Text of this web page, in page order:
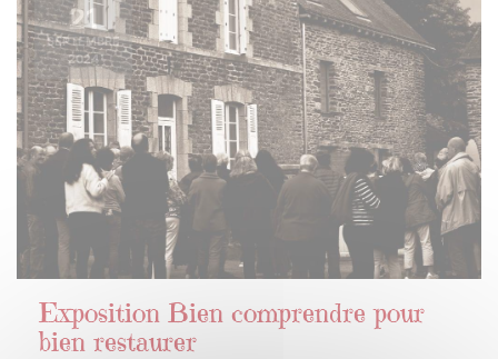
21
SEPTEMBRE
2024
Exposition Bien comprendre pour
bien restaurer